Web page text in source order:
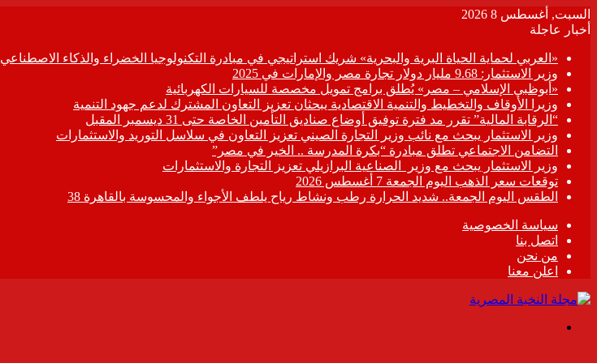
السبت, أغسطس 8 2026
أخبار عاجلة
«العربي لحماية الحياة البرية والبحرية» شريك استراتيجي في مبادرة التكنولوجيا الخضراء والذكاء الاصطناعي 2026
وزير الاستثمار: 9.68 مليار دولار تجارة مصر والإمارات في 2025
«أبوظبي الإسلامي – مصر» يُطلق برامج تمويل مخصصة للسيارات الكهربائية
وزيرا الأوقاف والتخطيط والتنمية الاقتصادية يبحثان تعزيز التعاون المشترك لدعم جهود التنمية
“الرقابة المالية” تقرر مد فترة توفيق أوضاع صناديق التأمين الخاصة حتى 31 ديسمبر المقبل
وزير الاستثمار يبحث مع نائب وزير التجارة الصيني تعزيز التعاون في سلاسل التوريد والاستثمارات
التضامن الاجتماعي تطلق مبادرة “بكرة المدرسة .. الخير في مصر”
وزير الاستثمار يبحث مع وزير الصناعية البرازيلي تعزيز التجارة والاستثمارات
توقعات سعر الذهب اليوم الجمعة 7 أغسطس 2026
الطقس اليوم الجمعة.. شديد الحرارة رطب ونشاط رياح يلطف الأجواء والمحسوسة بالقاهرة 38
سياسة الخصوصية
اتصل بنا
من نحن
اعلن معنا